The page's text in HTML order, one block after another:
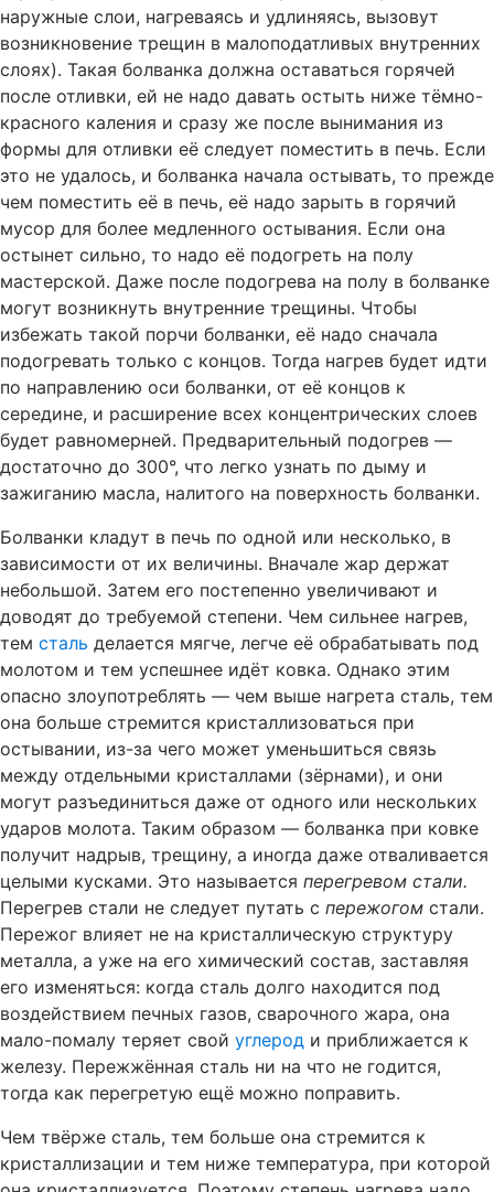
наружные слои, нагреваясь и удлиняясь, вызовут
возникновение трещин в малоподатливых внутренних
слоях). Такая болванка должна оставаться горячей
после отливки, ей не надо давать остыть ниже тёмно-
красного каления и сразу же после вынимания из
формы для отливки её следует поместить в печь. Если
это не удалось, и болванка начала остывать, то прежде
чем поместить её в печь, её надо зарыть в горячий
мусор для более медленного остывания. Если она
остынет сильно, то надо её подогреть на полу
мастерской. Даже после подогрева на полу в болванке
могут возникнуть внутренние трещины. Чтобы
избежать такой порчи болванки, её надо сначала
подогревать только с концов. Тогда нагрев будет идти
по направлению оси болванки, от её концов к
середине, и расширение всех концентрических слоев
будет равномерней. Предварительный подогрев —
достаточно до 300°, что легко узнать по дыму и
зажиганию масла, налитого на поверхность болванки.
Болванки кладут в печь по одной или несколько, в
зависимости от их величины. Вначале жар держат
небольшой. Затем его постепенно увеличивают и
доводят до требуемой степени. Чем сильнее нагрев,
тем сталь делается мягче, легче её обрабатывать под
молотом и тем успешнее идёт ковка. Однако этим
опасно злоупотреблять — чем выше нагрета сталь, тем
она больше стремится кристаллизоваться при
остывании, из-за чего может уменьшиться связь
между отдельными кристаллами (зёрнами), и они
могут разъединиться даже от одного или нескольких
ударов молота. Таким образом — болванка при ковке
получит надрыв, трещину, а иногда даже отваливается
целыми кусками. Это называется перегревом стали.
Перегрев стали не следует путать с пережогом стали.
Пережог влияет не на кристаллическую структуру
металла, а уже на его химический состав, заставляя
его изменяться: когда сталь долго находится под
воздействием печных газов, сварочного жара, она
мало-помалу теряет свой углерод и приближается к
железу. Пережжённая сталь ни на что не годится,
тогда как перегретую ещё можно поправить.
Чем твёрже сталь, тем больше она стремится к
кристаллизации и тем ниже температура, при которой